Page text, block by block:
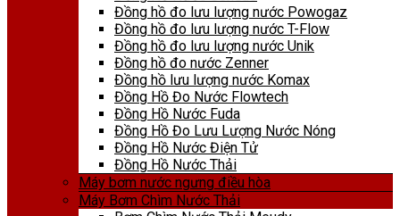
Đồng hồ đo lưu lượng nước Powogaz
Đồng hồ đo lưu lượng nước T-Flow
Đồng hồ đo lưu lượng nước Unik
Đồng hồ đo nước Zenner
Đồng hồ lưu lượng nước Komax
Đồng Hồ Đo Nước Flowtech
Đồng Hồ Nước Fuda
Đồng Hồ Đo Lưu Lượng Nước Nóng
Đồng Hồ Nước Điện Tử
Đồng Hồ Nước Thải
Máy bơm nước ngưng điều hòa
Máy Bơm Chìm Nước Thải